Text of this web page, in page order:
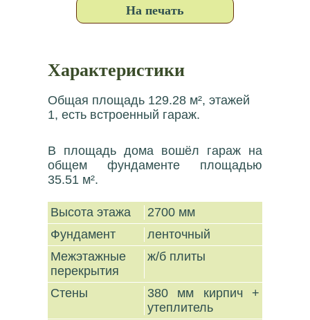
На печать
Характеристики
Общая площадь 129.28 м², этажей
1, есть встроенный гараж.
В площадь дома вошёл гараж на
общем фундаменте площадью
35.51 м².
Высота этажа
2700 мм
Фундамент
ленточный
Межэтажные
перекрытия
ж/б плиты
Стены
380 мм кирпич +
утеплитель